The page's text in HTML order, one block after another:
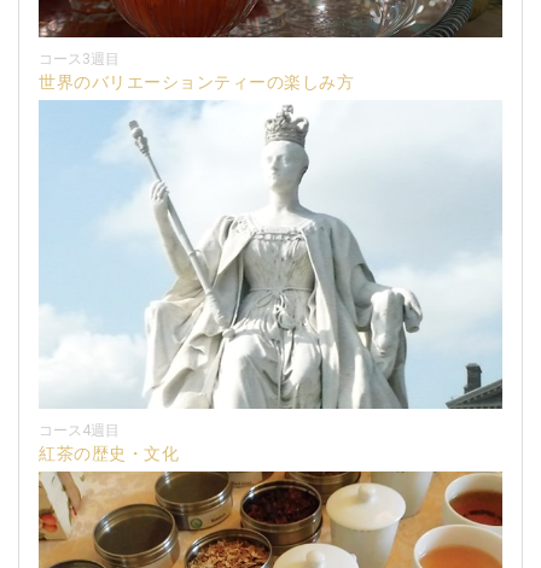
コース3週目
世界のバリエーションティーの楽しみ方
コース4週目
紅茶の歴史・文化